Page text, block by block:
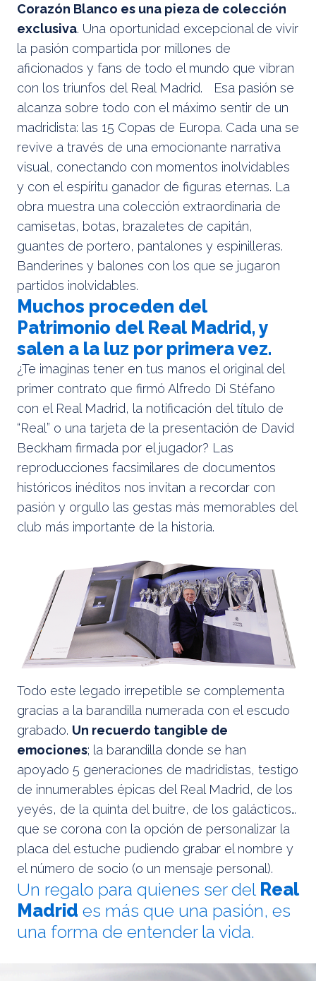
Corazón Blanco es una pieza de colección
exclusiva. Una oportunidad excepcional de vivir
la pasión compartida por millones de
aficionados y fans de todo el mundo que vibran
con los triunfos del Real Madrid. Esa pasión se
alcanza sobre todo con el máximo sentir de un
madridista: las 15 Copas de Europa. Cada una se
revive a través de una emocionante narrativa
visual, conectando con momentos inolvidables
y con el espíritu ganador de figuras eternas. La
obra muestra una colección extraordinaria de
camisetas, botas, brazaletes de capitán,
guantes de portero, pantalones y espinilleras.
Banderines y balones con los que se jugaron
partidos inolvidables.
Muchos proceden del
Patrimonio del Real Madrid, y
salen a la luz por primera vez.
¿Te imaginas tener en tus manos el original del
primer contrato que firmó Alfredo Di Stéfano
con el Real Madrid, la notificación del título de
“Real” o una tarjeta de la presentación de David
Beckham firmada por el jugador? Las
reproducciones facsimilares de documentos
históricos inéditos nos invitan a recordar con
pasión y orgullo las gestas más memorables del
club más importante de la historia.
Todo este legado irrepetible se complementa
gracias a la barandilla numerada con el escudo
grabado. Un recuerdo tangible de
emociones; la barandilla donde se han
apoyado 5 generaciones de madridistas, testigo
de innumerables épicas del Real Madrid, de los
yeyés, de la quinta del buitre, de los galácticos…
que se corona con la opción de personalizar la
placa del estuche pudiendo grabar el nombre y
el número de socio (o un mensaje personal).
Un regalo para quienes ser del Real
Madrid es más que una pasión, es
una forma de entender la vida.